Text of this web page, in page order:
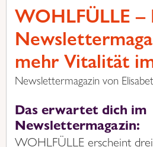
WOHLFÜLLE –
mehr Vitalität
Newslettermagazin von
Das erwartet dich im
Newslettermagazin:
WOHLFÜLLE erscheint